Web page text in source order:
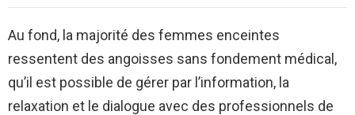
Au fond, la majorité des femmes enceintes
ressentent des angoisses sans fondement médical,
qu’il est possible de gérer par l’information, la
relaxation et le dialogue avec des professionnels de